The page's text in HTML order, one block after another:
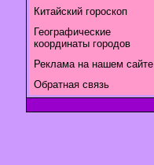
Китайский гороскоп
Географические
координаты городов
Реклама на нашем сайте
Обратная связь